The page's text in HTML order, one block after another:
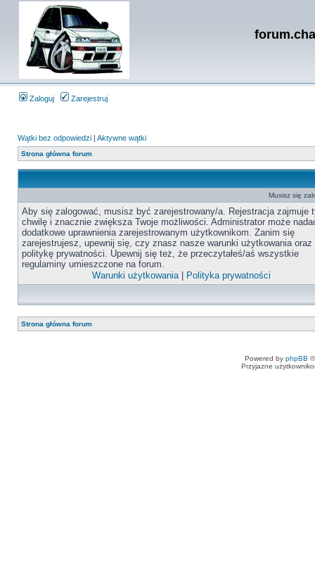
Zaloguj Zarejestruj
Wątki bez odpowiedzi | Aktywne wątki
Strona główna forum
Musisz się
Aby się zalogować, musisz być zarejestrowany/a. Rejestracja zajmuje
chwilę i znacznie zwiększa Twoje możliwości. Administrator może
dodatkowe uprawnienia zarejestrowanym użytkownikom. Zanim się
zarejestrujesz, upewnij się, czy znasz nasze warunki użytkowania oraz
politykę prywatności. Upewnij się też, że przeczytałeś/aś wszystkie
regulaminy umieszczone na forum.
Warunki użytkowania| Polityka prywatności
Strona główna forum
Powered by phpBB
Przyjazne